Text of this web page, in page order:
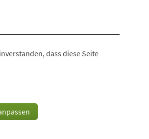
dass diese Seite